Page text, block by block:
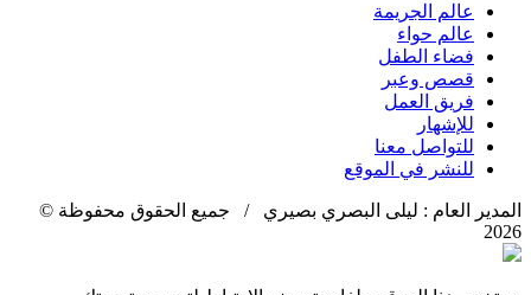
عالم الجريمة
عالم حواء
فضاء الطفل
قصص وعبر
فريق العمل
للإشهار
للتواصل معنا
للنشر في الموقع
المدير العام : ليلى البصري بصيري / جميع الحقوق محفوظة ©
2026